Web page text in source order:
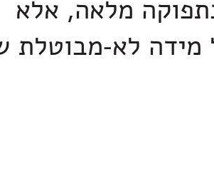
מלאה, אלא
מידה לא-מבוטלת